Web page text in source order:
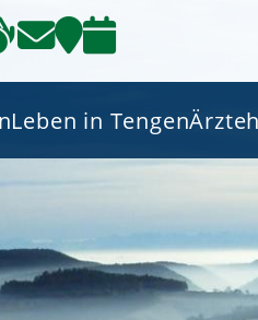
Leben in Tengen